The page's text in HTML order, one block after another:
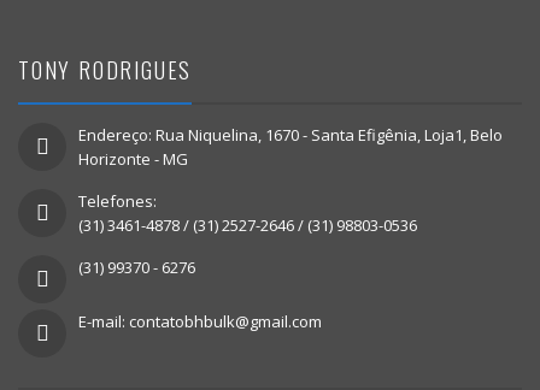
TONY RODRIGUES
Endereço: Rua Niquelina, 1670 - Santa Efigênia, Loja1, Belo
Horizonte - MG
Telefones:
(31) 3461-4878 / (31) 2527-2646 / (31) 98803-0536
(31) 99370 - 6276
E-mail: contatobhbulk@gmail.com